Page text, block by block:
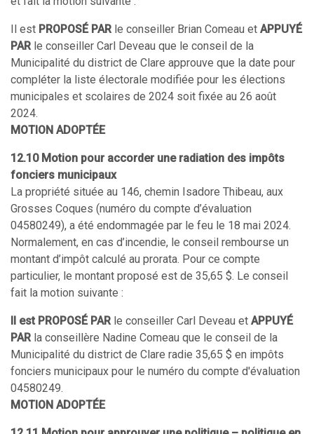
Il est PROPOSÉ PAR le conseiller Brian Comeau et APPUYÉ
PAR le conseiller Carl Deveau que le conseil de la
Municipalité du district de Clare approuve que la date pour
compléter la liste électorale modifiée pour les élections
municipales et scolaires de 2024 soit fixée au 26 août
2024.
MOTION ADOPTÉE
12.10 Motion pour accorder une radiation des impôts
fonciers municipaux
La propriété située au 146, chemin Isadore Thibeau, aux
Grosses Coques (numéro du compte d’évaluation
04580249), a été endommagée par le feu le 18 mai 2024.
Normalement, en cas d’incendie, le conseil rembourse un
montant d’impôt calculé au prorata. Pour ce compte
particulier, le montant proposé est de 35,65 $. Le conseil
fait la motion suivante :
Il est PROPOSÉ PAR le conseiller Carl Deveau et APPUYÉ
PAR la conseillère Nadine Comeau que le conseil de la
Municipalité du district de Clare radie 35,65 $ en impôts
fonciers municipaux pour le numéro du compte d'évaluation
04580249.
MOTION ADOPTÉE